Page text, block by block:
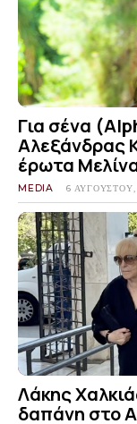
Για σένα
Αλεξάνδρας
έρωτα
MEDIA 6 ΑΥΓΟΎΣΤΟΥ,
Λάκης
δαπάνη στο